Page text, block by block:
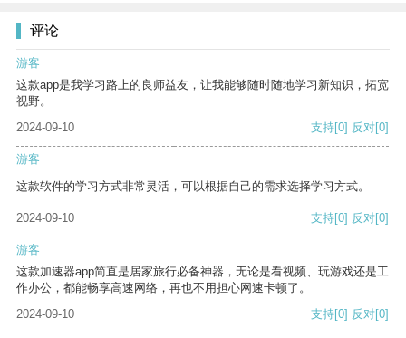
评论
游客
这款app是我学习路上的良师益友，让我能够随时随地学习新知识，拓宽
视野。
2024-09-10
支持[0] 反对[0]
游客
这款软件的学习方式非常灵活，可以根据自己的需求选择学习方式。
2024-09-10 支持[0] 反对[0]
游客
这款加速器app简直是居家旅行必备神器，无论是看视频、玩游戏还是工
作办公，都能畅享高速网络，再也不用担心网速卡顿了。
2024-09-10
支持[0] 反对[0]